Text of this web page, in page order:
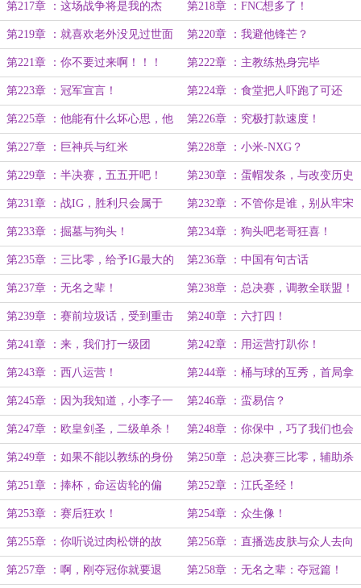
赫！
第217章 ：这场战争将是我的杰
作！
第218章 ：FNC想多了！
第219章 ：就喜欢老外没见过世面
的样子。
第220章 ：我避他锋芒？
第221章 ：你不要过来啊！！！ 第222章 ：主教练热身完毕
第223章 ：冠军宣言！ 第224章 ：食堂把人吓跑了可还
行。
第225章 ：他能有什么坏心思，他
就想卖个饼！
第226章 ：究极打款速度！
第227章 ：巨神兵与红米 第228章 ：小米-NXG？
第229章 ：半决赛，五五开吧！ 第230章 ：蛋帽发条，与改变历史
的三比二！
第231章 ：战IG，胜利只会属于
NXG！
第232章 ：不管你是谁，别从牢宋
的身上下来。
第233章 ：掘墓与狗头！ 第234章 ：狗头吧老哥狂喜！
第235章 ：三比零，给予IG最大的
尊重！
第236章 ：中国有句古话
第237章 ：无名之辈！ 第238章 ：总决赛，调教全联盟！
第239章 ：赛前垃圾话，受到重击
的笨鸡！
第240章 ：六打四！
第241章 ：来，我们打一级团 第242章 ：用运营打趴你！
第243章 ：西八运营！ 第244章 ：桶与球的互秀，首局拿
下！
第245章 ：因为我知道，小李子一
定能大到！
第246章 ：蛮易信？
第247章 ：欧皇剑圣，二级单杀！ 第248章 ：你保中，巧了我们也会
哎！
第249章 ：如果不能以教练的身份
与你握一次手，那就太遗憾了！
第250章 ：总决赛三比零，辅助杀
手的止步！
第251章 ：捧杯，命运齿轮的偏
移！
第252章 ：江氏圣经！
第253章 ：赛后狂欢！ 第254章 ：众生像！
第255章 ：你听说过肉松饼的故
事？
第256章 ：直播选皮肤与众人去向
第257章 ：啊，刚夺冠你就要退 第258章 ：无名之辈：夺冠篇！